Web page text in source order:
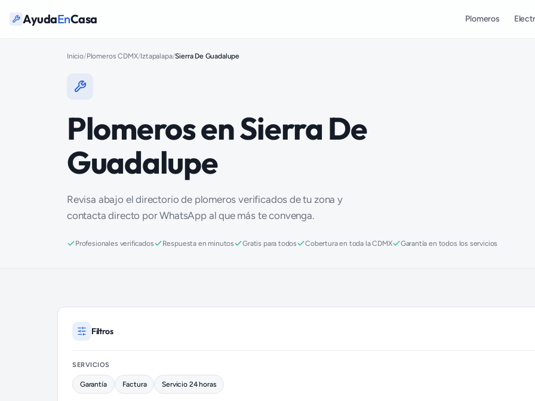
AyudaEnCasa Plomeros
Inicio/Plomeros CDMX/Iztapalapa/Sierra De Guadalupe
Plomeros en Sierra De
Guadalupe
Revisa abajo el directorio de plomeros verificados de tu zona y
contacta directo por WhatsApp al que más te convenga.
Profesionales verificados Respuesta en minutos Gratis para todos Cobertura en toda la CDMX Garantía en todos los servicios
Plomeros disponibles en Iztapalapa (colonia Sierra de Guadalupe)
Filtros
SERVICIOS
Garantía Factura Servicio 24 horas